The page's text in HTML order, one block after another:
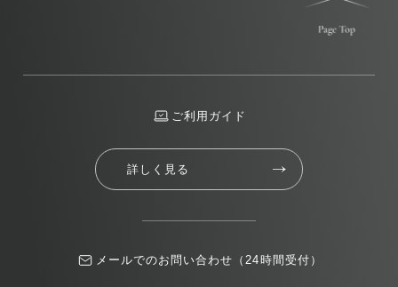
ご利用ガイド
詳しく見る
メールでのお問い合わせ（24時間受付）